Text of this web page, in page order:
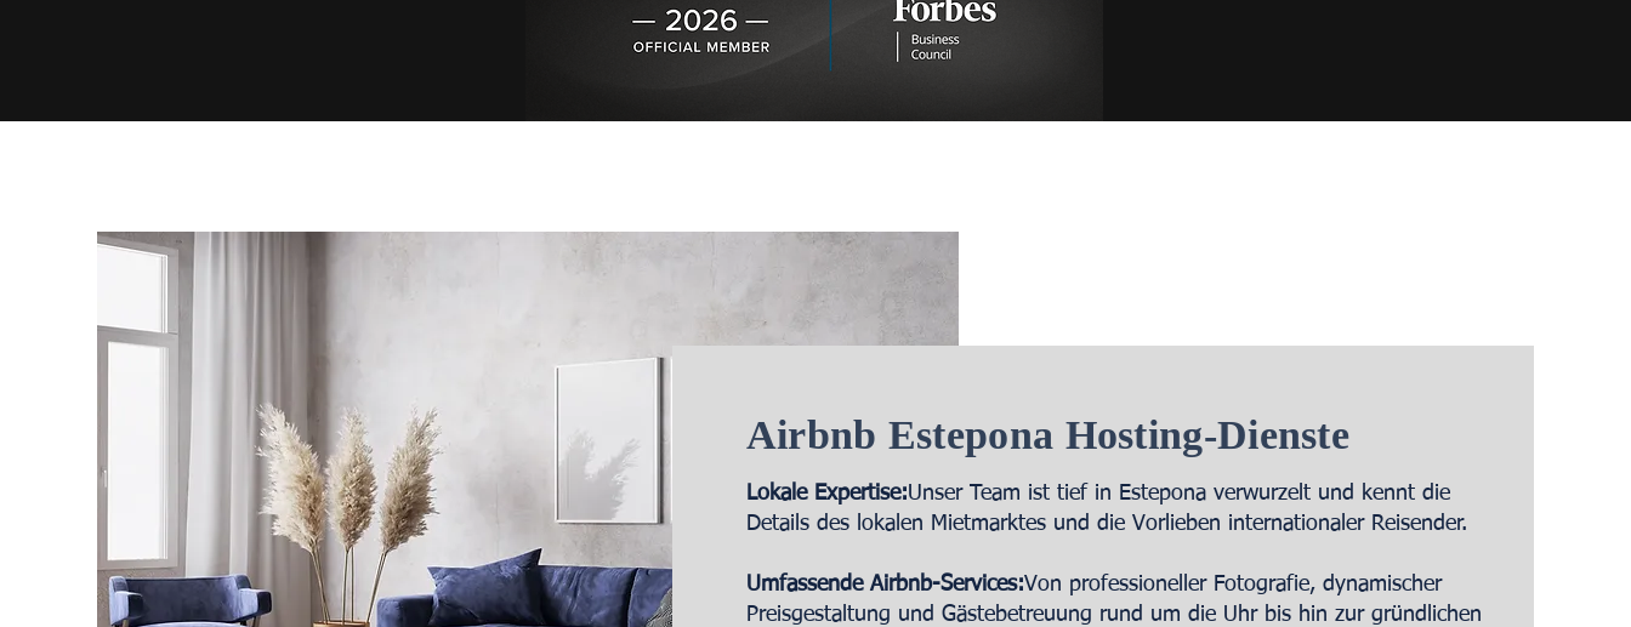
Airbnb Estepona Hosting-Dienste
Lokale Expertise:Unser Team ist tief in Estepona verwurzelt und kennt die
Details des lokalen Mietmarktes und die Vorlieben internationaler Reisender.
Umfassende Airbnb-Services:Von professioneller Fotografie, dynamischer
Preisgestaltung und Gästebetreuung rund um die Uhr bis hin zur gründlichen